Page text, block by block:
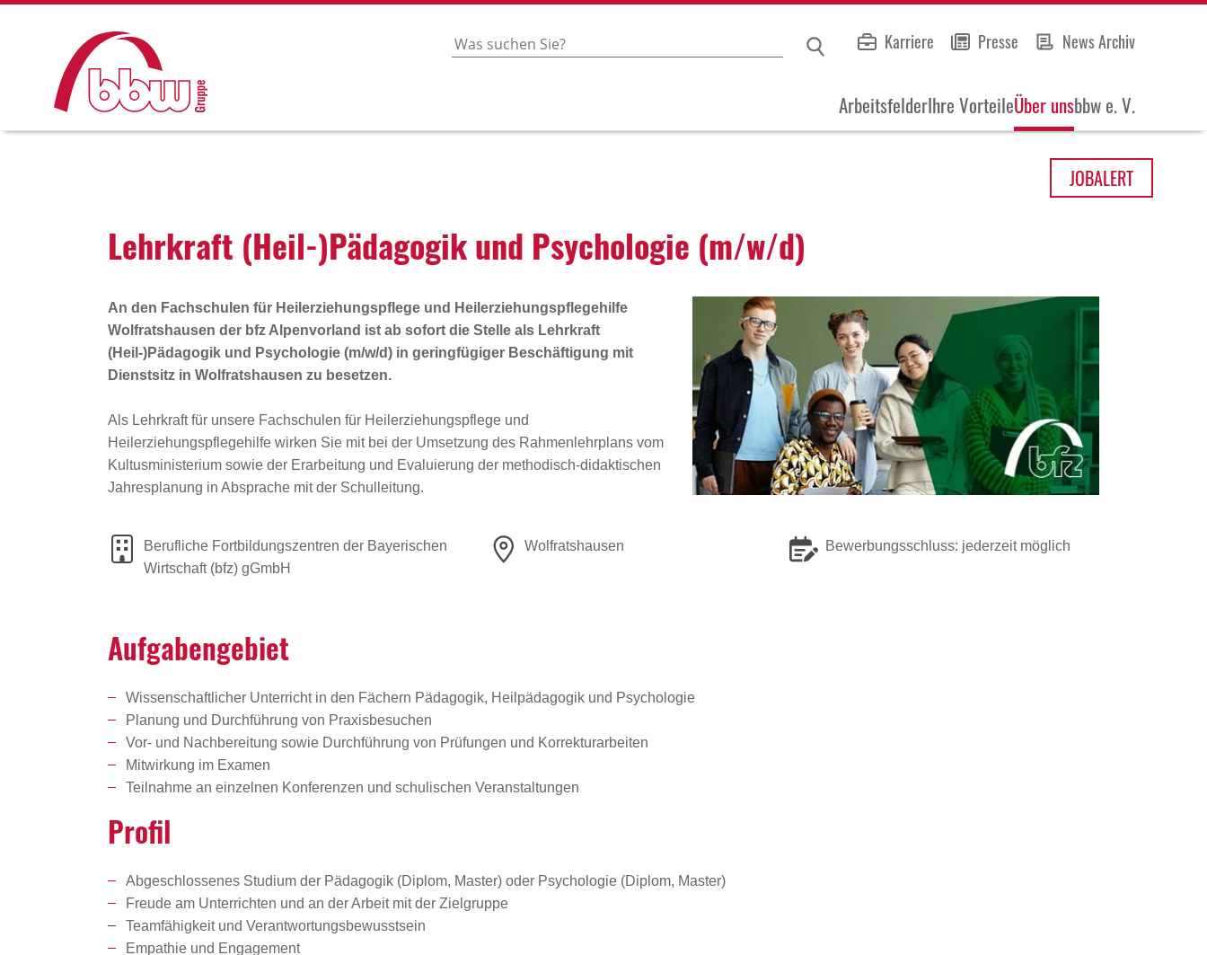
Karriere Presse News Archiv
ArbeitsfelderIhre VorteileÜber unsbbw e. V.
JOBALERT
Lehr­kraft (Heil-)Pädagogik und Psycho­logie (m/w/d)
An den Fachschulen für Heilerziehungspflege und Heilerziehungspflegehilfe
Wolfratshausen der bfz Alpenvorland ist ab sofort die Stelle als Lehrkraft
(Heil-)Pädagogik und Psychologie (m/w/d) in geringfügiger Beschäftigung mit
Dienstsitz in Wolfratshausen zu besetzen.
Als Lehrkraft für unsere Fachschulen für Heilerziehungspflege und
Heilerziehungspflegehilfe wirken Sie mit bei der Umsetzung des Rahmenlehrplans vom
Kultusministerium sowie der Erarbeitung und Evaluierung der methodisch-didaktischen
Jahresplanung in Absprache mit der Schulleitung.
Berufliche Fortbildungszentren der Bayerischen
Wirtschaft (bfz) gGmbH
Wolfratshausen Bewerbungsschluss: jederzeit möglich
Aufga­ben­ge­biet
Wissenschaftlicher Unterricht in den Fächern Pädagogik, Heilpädagogik und Psychologie
Planung und Durchführung von Praxisbesuchen
Vor- und Nachbereitung sowie Durchführung von Prüfungen und Korrekturarbeiten
Mitwirkung im Examen
Teilnahme an einzelnen Konferenzen und schulischen Veranstaltungen
Profil
Abgeschlossenes Studium der Pädagogik (Diplom, Master) oder Psychologie (Diplom, Master)
Freude am Unterrichten und an der Arbeit mit der Zielgruppe
Teamfähigkeit und Verantwortungsbewusstsein
Empathie und Engagement